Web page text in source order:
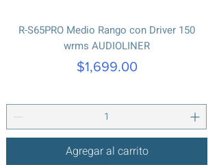
R-S65PRO Medio Rango con Driver 150
wrms AUDIOLINER
Precio
$1,699.00
Agregar al carrito